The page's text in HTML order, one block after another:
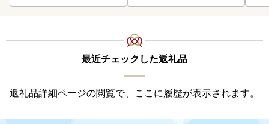
最近チェックした返礼品
返礼品詳細ページの閲覧で、ここに履歴が表示されます。